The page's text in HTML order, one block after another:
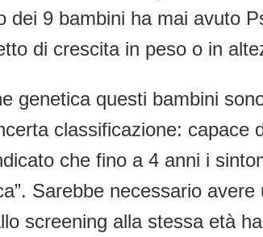
9 bambini ha mai avuto
di crescita in peso o in
genetica questi bambini
classificazione: capace
che fino a 4 anni i
Sarebbe necessario
screening alla stessa età